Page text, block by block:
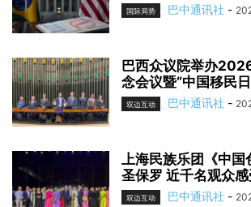
国际局势 巴中通讯社 -
巴西众议院举办
念会议暨“中国移民
双边互动 巴中通讯社 -
上海民族乐团《中国
圣保罗 近千名观众
双边互动 巴中通讯社 -